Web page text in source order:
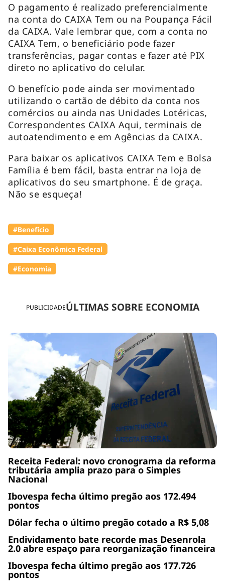
PUBLICIDADEÚLTIMAS SOBRE ECONOMIA
Receita Federal: novo cronograma da reforma
tributária amplia prazo para o Simples
Nacional
Ibovespa fecha último pregão aos 172.494
pontos
Dólar fecha o último pregão cotado a R$ 5,08
Endividamento bate recorde mas Desenrola
2.0 abre espaço para reorganização financeira
Ibovespa fecha último pregão aos 177.726
pontos
O pagamento é realizado preferencialmente
na conta do CAIXA Tem ou na Poupança Fácil
da CAIXA. Vale lembrar que, com a conta no
CAIXA Tem, o beneficiário pode fazer
transferências, pagar contas e fazer até PIX
direto no aplicativo do celular.
O benefício pode ainda ser movimentado
utilizando o cartão de débito da conta nos
comércios ou ainda nas Unidades Lotéricas,
Correspondentes CAIXA Aqui, terminais de
autoatendimento e em Agências da CAIXA.
Para baixar os aplicativos CAIXA Tem e Bolsa
Família é bem fácil, basta entrar na loja de
aplicativos do seu smartphone. É de graça.
Não se esqueça!
#Benefício
#Caixa Econômica Federal
#Economia